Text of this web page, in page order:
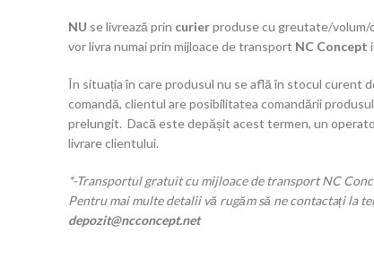
NU se livrează prin curierproduse cu greutate/volum/
vor livra numai prin mijloace de transport NC Concept
În situația în care produsul nu se află în stocul curent
comandă, clientul are posibilitatea comandării
prelungit. Dacă este depășit acest termen, un
livrare clientului.
*-Transportul gratuit cu mijloace de transport NC
Pentru mai multe detalii vă rugăm să ne contactați la
depozit@ncconcept.net